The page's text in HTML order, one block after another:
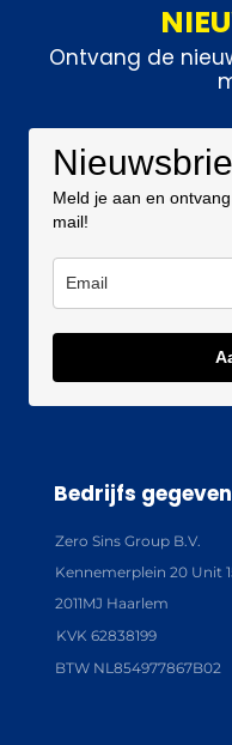
Ontvang de
Meld je aan en
mail!
Bedrijfs
Zero Sins Group B.V.
Kennemerplein 20 Unit
2011MJ Haarlem
KVK 62838199
BTW NL854977867B02